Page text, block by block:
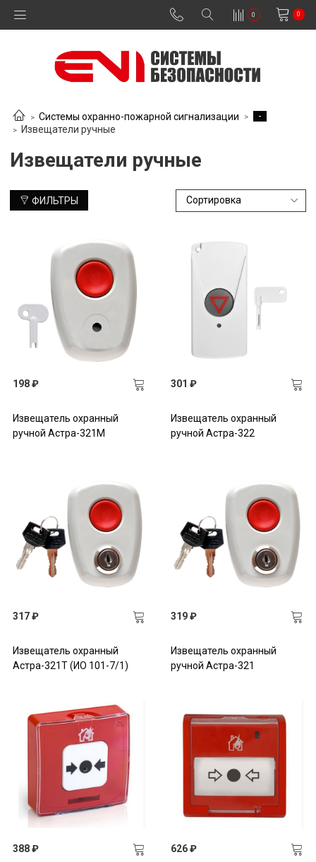
0 0
Системы охранно-пожарной сигнализации
-
Извещатели ручные
Извещатели ручные
ФИЛЬТРЫ
198 ₽
Извещатель охранный
ручной Астра-321М
301 ₽
Извещатель охранный
ручной Астра-322
317 ₽
Извещатель охранный
Астра-321Т (ИО 101-7/1)
319 ₽
Извещатель охранный
ручной Астра-321
388 ₽ 626 ₽